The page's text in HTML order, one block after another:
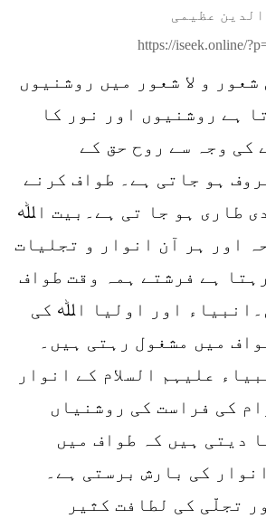
عظیمی
https://iseek.online/
و لا شعور میں روشنیوں
ہے روشنیوں اور نور کا
کی وجہ سے روح حق کے
ہو جاتی ہے۔ طواف کرنے
طاری ہو جا تی ہے۔بیت اﷲ
اور ہر آن انوار و تجلیات
ہے فرشتے ہمہ وقت طواف
اور اولیا اﷲ کی
میں مشغول رہتی ہیں۔
علیہم السلام کے انوار
کی فراست کی روشنیاں
دیتی ہیں کہ طواف میں
کی بارش برستی ہے۔
تجلّی کی لطافت کثیر